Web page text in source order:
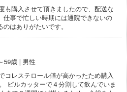
も購入させて頂きましたので、配送な
仕事で忙しい時期には通院できないの
はありがたいです。
59歳 | 男性
コレステロール値が高かったため購入
ピルカッターで４分割して飲んでいま